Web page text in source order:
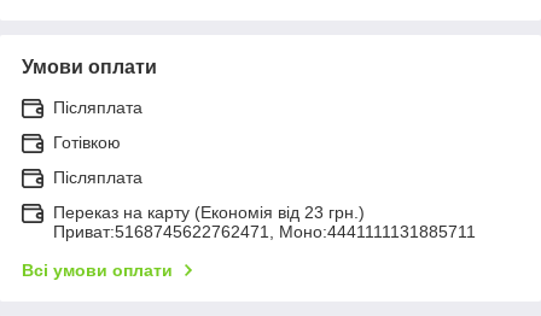
Умови оплати
Післяплата
Готівкою
Післяплата
Переказ на карту (Економія від 23 грн.)
Приват:5168745622762471, Моно:4441111131885711
Всі умови оплати